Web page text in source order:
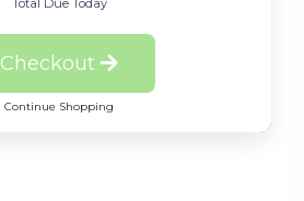
Total Due Today
Checkout
Continue Shopping